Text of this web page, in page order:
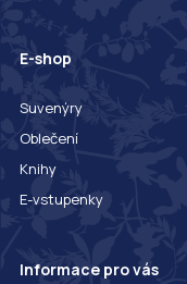
E-shop
Suvenýry
Oblečení
Knihy
E-vstupenky
Informace pro vás